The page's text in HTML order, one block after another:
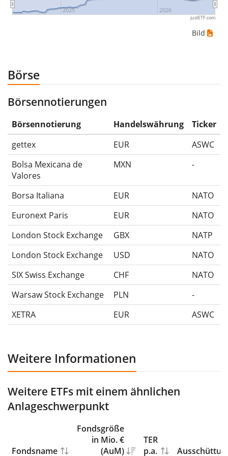
Wertpapierpreise war: 10€, 5€, 12€, 20€. In diesem
Fall hättest du den größtmöglichen Verlust erlitten,
-50%.
Die Wertentwicklungsangaben für ETFs beinhalten
Ausschüttungen (falls vorhanden).
2025 2026
justETF.com
Bild
Börse
Börsennotierungen
Börsennotierung Handelswährung
Ticker
gettex
EUR
ASWC
Bolsa Mexicana de
Valores
MXN -
Borsa Italiana EUR
NATO
Euronext Paris
EUR
NATO
London Stock Exchange
GBX
NATP
London Stock Exchange
USD
NATO
SIX Swiss Exchange
CHF
NATO
Warsaw Stock Exchange
PLN
-
XETRA
EUR ASWC
Weitere Informationen
Weitere ETFs mit einem ähnlichen
Anlageschwerpunkt
Fondsname
Fondsgröße
in Mio. €
(AuM)
TER
p.a.